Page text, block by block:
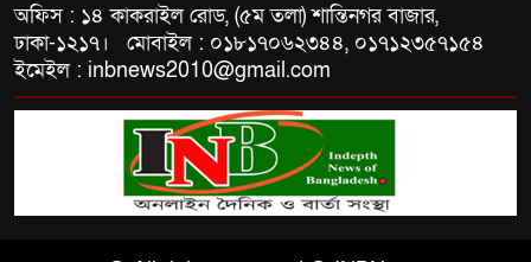
অফিস : ১৪ কাকরাইল রোড, (৫ম তলা) শান্তিনগর বাজার,
ঢাকা-১২১৭। মোবাইল : ০১৮১৭০৬২৩৪৪, ০১৭১২৩৫৭১৫৪
ইমেইল : inbnews2010@gmail.com